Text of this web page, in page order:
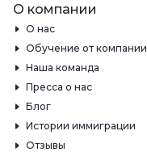
О компании
О нас
Обучение от компании
Наша команда
Пресса о нас
Блог
Истории иммиграции
Отзывы